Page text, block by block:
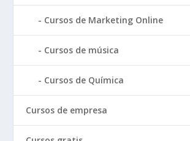
Cursos de Marketing Online
Cursos de música
Cursos de Química
Cursos de empresa